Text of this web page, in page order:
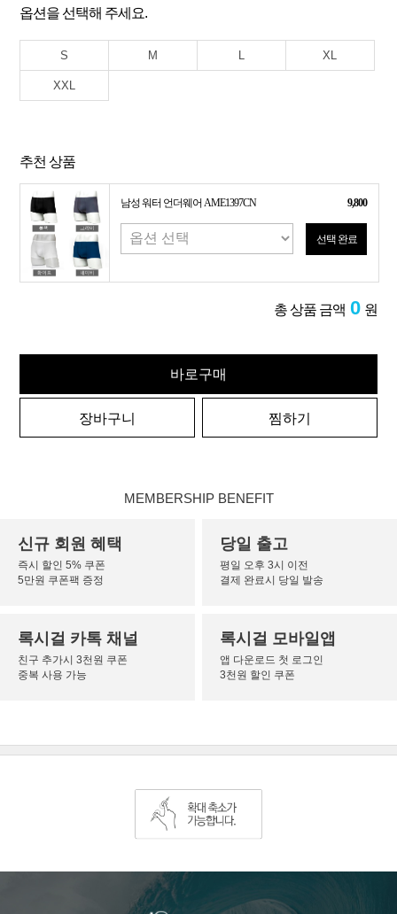
옵션을 선택해 주세요.
S M L XL
XXL
추천 상품
남성 워터 언더웨어 AME1397CN 9,800
선택 완료
총 상품 금액 0 원
바로구매
장바구니 찜하기
MEMBERSHIP BENEFIT
신규 회원 혜택
즉시 할인 5% 쿠폰
5만원 쿠폰팩 증정
당일 출고
평일 오후 3시 이전
결제 완료시 당일 발송
록시걸 카톡 채널
친구 추가시 3천원 쿠폰
중복 사용 가능
록시걸 모바일앱
앱 다운로드 첫 로그인
3천원 할인 쿠폰